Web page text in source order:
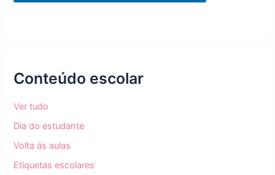
Conteúdo escolar
Ver tudo
Dia do estudante
Volta ás aulas
Etiquetas escolares